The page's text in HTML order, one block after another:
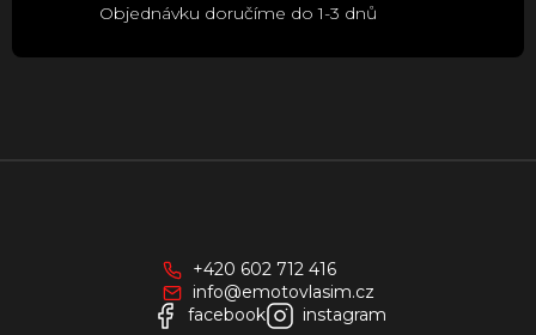
Objednávku doručíme do 1-3 dnů
+420 602 712 416
info@emotovlasim.cz
facebook
instagram